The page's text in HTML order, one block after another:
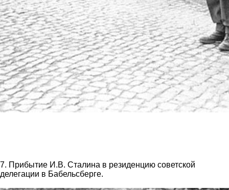
7. Прибытие И.В. Сталина в резиденцию советской
делегации в Бабельсберге.